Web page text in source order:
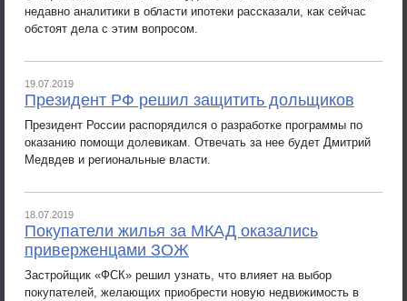
недавно аналитики в области ипотеки рассказали, как сейчас
обстоят дела с этим вопросом.
19.07.2019
Президент РФ решил защитить дольщиков
Президент России распорядился о разработке программы по
оказанию помощи долевикам. Отвечать за нее будет Дмитрий
Медвдев и региональные власти.
18.07.2019
Покупатели жилья за МКАД оказались
приверженцами ЗОЖ
Застройщик «ФСК» решил узнать, что влияет на выбор
покупателей, желающих приобрести новую недвижимость в